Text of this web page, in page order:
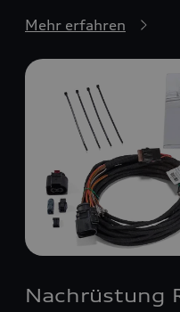
Mehr erfahren
Nachrüstung